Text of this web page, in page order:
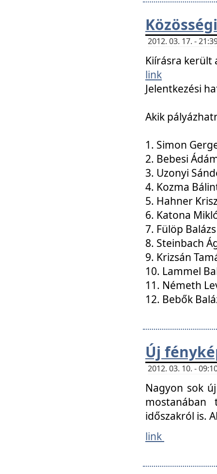
2012. 03. 17. -
Kiírásra került
link
Jelentkezési
Akik
1. Simon
2. Bebesi
3. Uzonyi
4. Kozma
5. Hahner
6. Katona
7. Fülöp Balázs
8. Steinbach
9. Krizsán
10. Lammel
11. Németh
12. Bebők
Új
2012. 03. 10. -
Nagyon sok
mostanában
időszakról is.
link